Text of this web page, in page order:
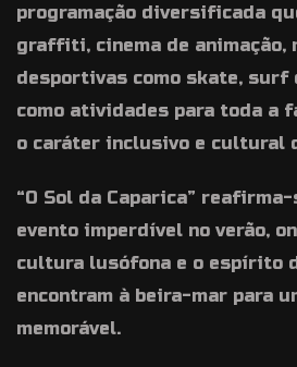
programação diversificada
graffiti, cinema de animação,
desportivas como skate, surf
como atividades para toda a
o caráter inclusivo e cultural
“O Sol da Caparica”
evento imperdível no verão,
cultura lusófona e o espírito
encontram à beira-mar para
memorável.